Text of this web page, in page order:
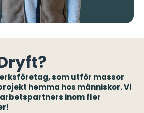
som utför massor
hemma hos människor. Vi
inom fler